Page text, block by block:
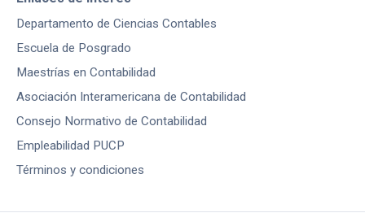
Departamento de Ciencias Contables
Escuela de Posgrado
Maestrías en Contabilidad
Asociación Interamericana de Contabilidad
Consejo Normativo de Contabilidad
Empleabilidad PUCP
Términos y condiciones